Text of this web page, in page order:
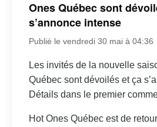
Ones Québec sont
s’annonce intense
Publié le vendredi 30 mai à 04:36
Les invités de la nouvelle
Québec sont dévoilés et ça
Détails dans le premier
Hot Ones Québec est de